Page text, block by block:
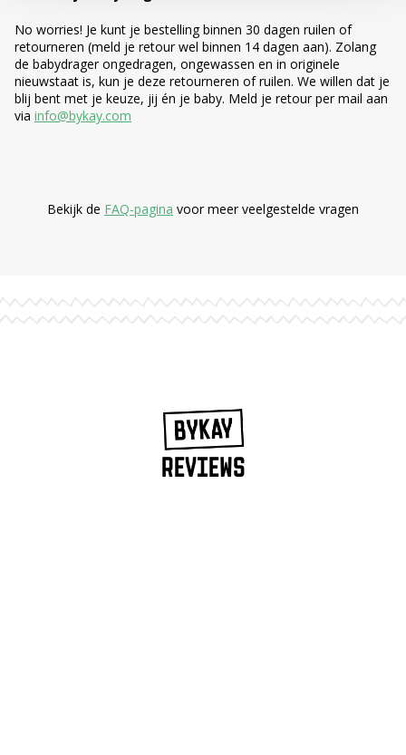
No worries! Je kunt je bestelling binnen 30 dagen ruilen of
retourneren (meld je retour wel binnen 14 dagen aan). Zolang
de babydrager ongedragen, ongewassen en in originele
nieuwstaat is, kun je deze retourneren of ruilen. We willen dat je
blij bent met je keuze, jij én je baby. Meld je retour per mail aan
via info@bykay.com
Bekijk de FAQ-pagina voor meer veelgestelde vragen
REVIEWS